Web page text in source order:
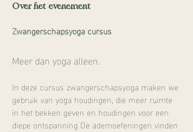
Over het evenement
Zwangerschapsyoga cursus
Meer dan yoga alleen.
In deze cursus zwangerschapsyoga maken we
gebruik van yoga houdingen, die meer ruimte
in het bekken geven en houdingen voor een
diepe ontspanning De ademoefeningen vinden